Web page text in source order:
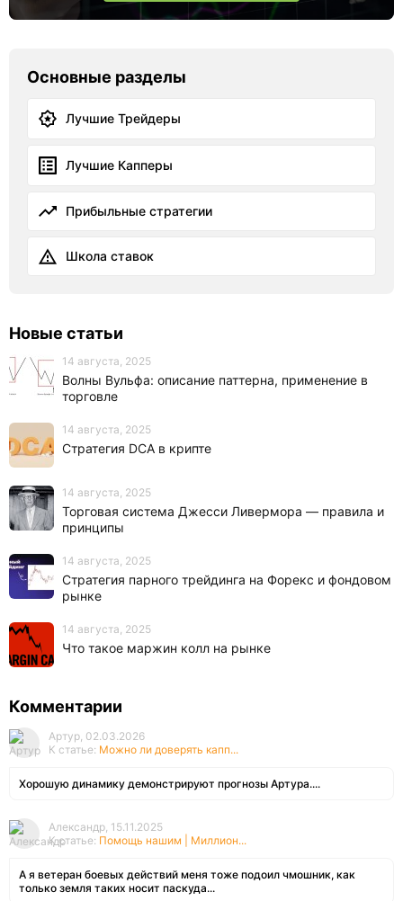
Основные разделы
Лучшие Трейдеры
Лучшие Капперы
Прибыльные стратегии
Школа ставок
Новые статьи
14 августа, 2025
Волны Вульфа: описание паттерна, применение в
торговле
14 августа, 2025
Стратегия DCA в крипте
14 августа, 2025
Торговая система Джесси Ливермора — правила и
принципы
14 августа, 2025
Стратегия парного трейдинга на Форекс и фондовом
рынке
14 августа, 2025
Что такое маржин колл на рынке
Комментарии
Артур, 02.03.2026
К статье: Можно ли доверять капп...
Хорошую динамику демонстрируют прогнозы Артура....
Александр, 15.11.2025
К статье: Помощь нашим | Миллион...
А я ветеран боевых действий меня тоже подоил чмошник, как
только земля таких носит паскуда...